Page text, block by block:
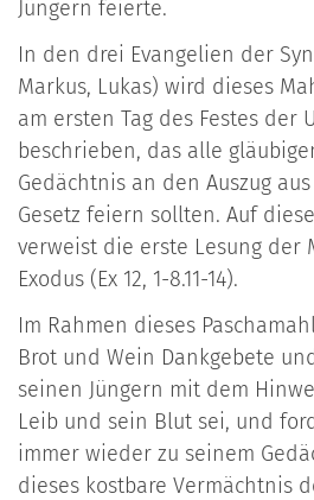
Jüngern feierte.
In den drei Evangelien der
Markus, Lukas) wird dieses
am ersten Tag des Festes der
beschrieben, das alle
Gedächtnis an den Auszug
Gesetz feiern sollten. Auf
verweist die erste Lesung der
Exodus (Ex 12, 1-8.11-14).
Im Rahmen dieses
Brot und Wein Dankgebete
seinen Jüngern mit dem
Leib und sein Blut sei, und
immer wieder zu seinem
dieses kostbare Vermächtnis